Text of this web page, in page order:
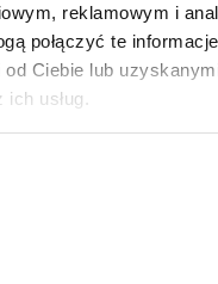
reklamowym i
połączyć te
Ciebie lub
usług.